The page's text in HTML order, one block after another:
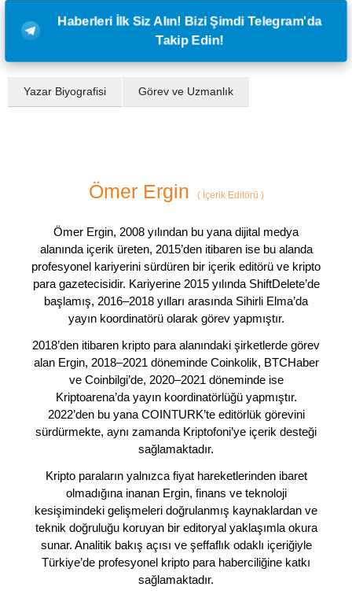
Haberleri İlk Siz Alın! Bizi Şimdi Telegram'da
Takip Edin!
Yazar Biyografisi Görev ve Uzmanlık
Ömer Ergin (İçerik Editörü )
Ömer Ergin, 2008 yılından bu yana dijital medya
alanında içerik üreten, 2015’den itibaren ise bu alanda
profesyonel kariyerini sürdüren bir içerik editörü ve kripto
para gazetecisidir. Kariyerine 2015 yılında ShiftDelete’de
başlamış, 2016–2018 yılları arasında Sihirli Elma’da
yayın koordinatörü olarak görev yapmıştır.
2018’den itibaren kripto para alanındaki şirketlerde görev
alan Ergin, 2018–2021 döneminde Coinkolik, BTCHaber
ve Coinbilgi’de, 2020–2021 döneminde ise
Kriptoarena’da yayın koordinatörlüğü yapmıştır.
2022’den bu yana COINTURK’te editörlük görevini
sürdürmekte, aynı zamanda Kriptofoni’ye içerik desteği
sağlamaktadır.
Kripto paraların yalnızca fiyat hareketlerinden ibaret
olmadığına inanan Ergin, finans ve teknoloji
kesişimindeki gelişmeleri doğrulanmış kaynaklardan ve
teknik doğruluğu koruyan bir editoryal yaklaşımla okura
sunar. Analitik bakış açısı ve şeffaflık odaklı içeriğiyle
Türkiye’de profesyonel kripto para haberciliğine katkı
sağlamaktadır.